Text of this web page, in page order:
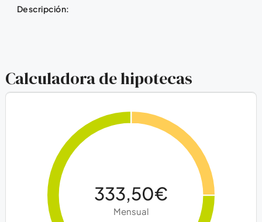
Descripción:
Calculadora de hipotecas
333,50€
Mensual